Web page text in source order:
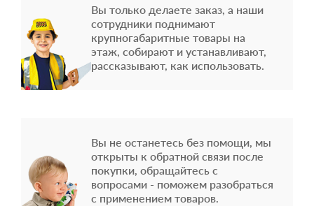
Вы только делаете заказ, а наши
сотрудники поднимают
крупногабаритные товары на
этаж, собирают и устанавливают,
рассказывают, как использовать.
Вы не останетесь без помощи, мы
открыты к обратной связи после
покупки, обращайтесь с
вопросами - поможем разобраться
с применением товаров.